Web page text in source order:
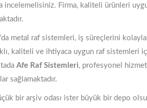
incelemelisiniz. Firma, kaliteli ürünleri
metal raf sistemleri, iş süreçlerini
kaliteli ve ihtiyaca uygun raf sistemleri
Afe Raf Sistemleri, profesyonel
sağlamaktadır.
bir arşiv odası ister büyük bir depo